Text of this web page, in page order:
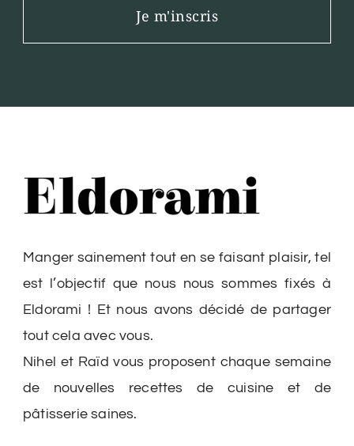
Je m'inscris
Manger sainement tout en se faisant plaisir, tel
est l’objectif que nous nous sommes fixés à
Eldorami ! Et nous avons décidé de partager
tout cela avec vous.
Nihel et Raïd vous proposent chaque semaine
de nouvelles recettes de cuisine et de
pâtisserie saines.